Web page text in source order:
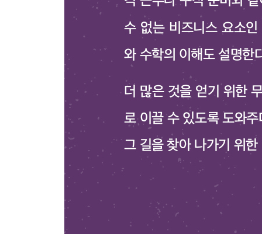
16장 기업의 운영 방식을 이해하라
__기업, 그리고 기업이 맺는 관계
__고객과 직원
__일방적인 관계
__관계 변화에 대처하기
2 기업은 실제로 어떻게 돈을 버는가
3 우리 회사는 무엇을 판매하는가
__예시 1: 테리의 인터내셔널 벌브
__예시 2: 마틴의 테마파크
__예시 3: 팻의 프루티 클로딩
__기업의 상세한 사정을 알라
4 위험과 보상 이해하기